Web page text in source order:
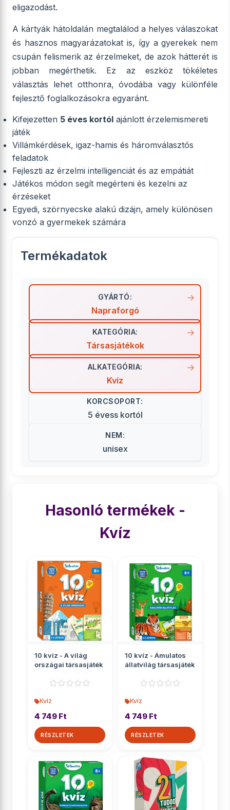
eligazodást.
A kártyák hátoldalán megtalálod a helyes válaszokat
és hasznos magyarázatokat is, így a gyerekek nem
csupán felismerik az érzelmeket, de azok hátterét is
jobban megérthetik. Ez az eszköz tökéletes
választás lehet otthonra, óvodába vagy különféle
fejlesztő foglalkozásokra egyaránt.
Kifejezetten 5 éves kortól ajánlott érzelemismereti
játék
Villámkérdések, igaz-hamis és háromválasztós
feladatok
Fejleszti az érzelmi intelligenciát és az empátiát
Játékos módon segít megérteni és kezelni az
érzéseket
Egyedi, szörnyecske alakú dizájn, amely különösen
vonzó a gyermekek számára
Termékadatok
GYÁRTÓ:
Napraforgó
KATEGÓRIA:
Társasjátékok
ALKATEGÓRIA:
Kvíz
KORCSOPORT:
5 évess kortól
NEM:
unisex
Hasonló termékek -
Kvíz
10 kvíz - A világ
országai társasjáték
Kvíz
4 749 Ft
RÉSZLETEK
10 kvíz - Ámulatos
állatvilág társasjáték
Kvíz
4 749 Ft
RÉSZLETEK